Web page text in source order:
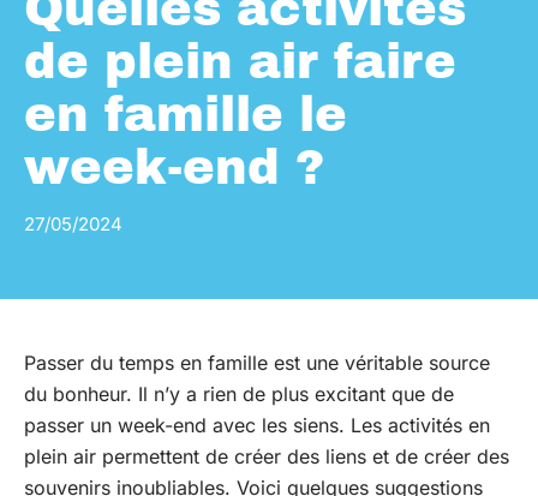
de plein air faire
en famille le
week-end ?
27/05/2024
Passer du temps en famille est une véritable source
du bonheur. Il n’y a rien de plus excitant que de
passer un week-end avec les siens. Les activités en
plein air permettent de créer des liens et de créer des
souvenirs inoubliables. Voici quelques suggestions